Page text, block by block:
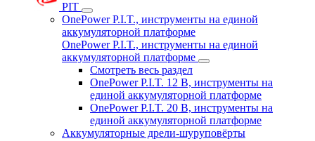
PIT
OnePower P.I.T., инструменты на единой
аккумуляторной платформе
OnePower P.I.T., инструменты на единой
аккумуляторной платформе
Смотреть весь раздел
OnePower P.I.T. 12 В, инструменты на
единой аккумуляторной платформе
OnePower P.I.T. 20 В, инструменты на
единой аккумуляторной платформе
Аккумуляторные дрели-шуруповёрты